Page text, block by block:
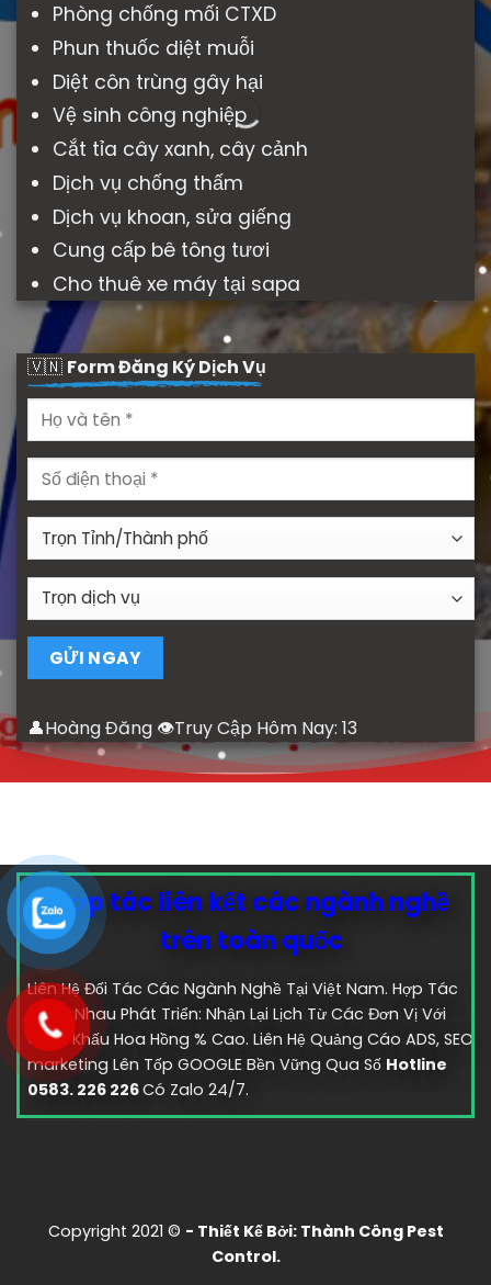
Phòng chống mối CTXD
Phun thuốc diệt muỗi
Diệt côn trùng gây hại
Vệ sinh công nghiệp
Cắt tỉa cây xanh, cây cảnh
Dịch vụ chống thấm
Dịch vụ khoan, sửa giếng
Cung cấp bê tông tươi
Cho thuê xe máy tại sapa
🇻🇳 Form Đăng Ký Dịch Vụ
👤Hoàng Đăng 👁Truy Cập Hôm Nay: 13
Hợp tác liên kết các ngành nghề
trên toàn quốc
Liên Hệ Đối Tác Các Ngành Nghề Tại Việt Nam. Hợp Tác
Cùng Nhau Phát Triển: Nhận Lại Lịch Từ Các Đơn Vị Với
Chiết Khấu Hoa Hồng % Cao. Liên Hệ Quảng Cáo ADS, SEO
marketing Lên Tốp GOOGLE Bền Vững Qua Số Hotline
0583. 226 226Có Zalo 24/7.
Copyright 2021 © - Thiết Kế Bởi: Thành Công Pest
Control.